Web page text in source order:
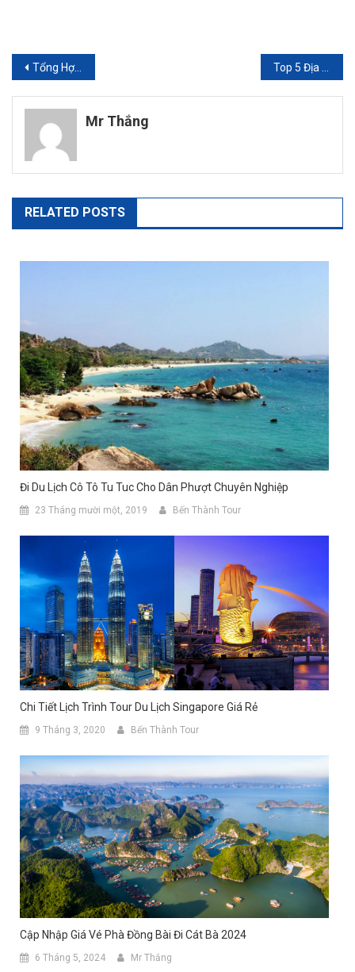
Điều
hướng
bài
viết
Tổng Hợp Toàn Bộ Chi Phí Cần Có Khi Đi City Tour Hà Nội 2 Ngày 1 Đêm
Mr Thắng
RELATED POSTS
Đi Du Lịch Cô Tô Tu Tuc Cho Dân Phượt Chuyên Nghiệp
23 Tháng mười một, 2019 Bến Thành Tour
Chi Tiết Lịch Trình Tour Du Lịch Singapore Giá Rẻ
9 Tháng 3, 2020 Bến Thành Tour
Cập Nhập Giá Vé Phà Đồng Bài Đi Cát Bà 2024
6 Tháng 5, 2024 Mr Thắng